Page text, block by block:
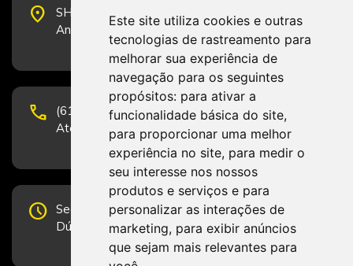
Este site utiliza cookies e outras
tecnologias de rastreamento para
melhorar sua experiência de
navegação para os seguintes
propósitos: para ativar a
funcionalidade básica do site,
para proporcionar uma melhor
experiência no site, para medir o
seu interesse nos nossos
produtos e serviços e para
personalizar as interações de
marketing, para exibir anúncios
que sejam mais relevantes para
place
SHS Quadra 6, Bloco E, Complexo Brasil 21, 20º
Andar, Sala 2001 - CEP 70322-915 - Brasília/DF
phone
(61) 3223-1652 e (61) 98131-3801.
Atendimento por telefone em horário comercial
schedule Segunda-feira a Sexta-feira de 12h às 19h.
Dúvidas e sugestões pelo Fale Conosco.